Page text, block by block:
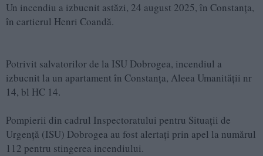
Un incendiu a izbucnit astăzi, 24 august 2025, în Constanța,
în cartierul Henri Coandă.
Potrivit salvatorilor de la ISU Dobrogea, incendiul a
izbucnit la un apartament în Constanța, Aleea Umanității nr
14, bl HC 14.
Pompierii din cadrul Inspectoratului pentru Situații de
Urgență (ISU) Dobrogea au fost alertați prin apel la numărul
112 pentru stingerea incendiului.